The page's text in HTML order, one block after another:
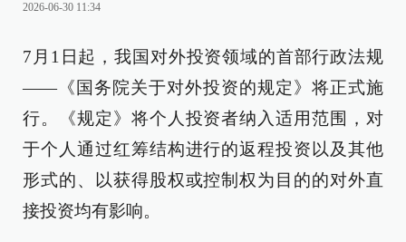
2026-06-30 11:34
7月1日起，我国对外投资领域的首部行政法规
——《国务院关于对外投资的规定》将正式施
行。《规定》将个人投资者纳入适用范围，对
于个人通过红筹结构进行的返程投资以及其他
形式的、以获得股权或控制权为目的的对外直
接投资均有影响。